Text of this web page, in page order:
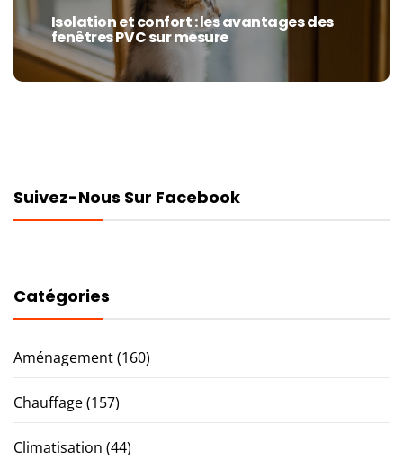
Next
post:
Isolation et confort : les avantages des
fenêtres PVC sur mesure
Suivez-Nous Sur Facebook
Catégories
Aménagement(160)
Chauffage(157)
Climatisation (44)